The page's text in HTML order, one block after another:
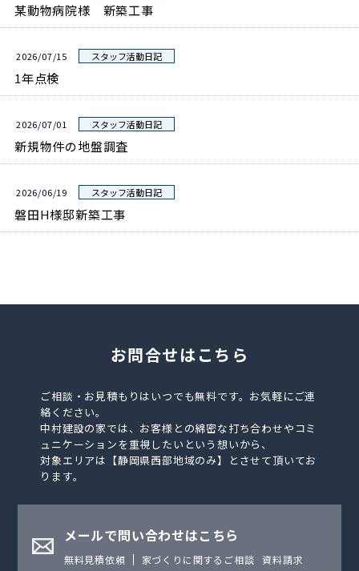
某動物病院様 新築工事
2026/07/15 スタッフ活動日記
1年点検
2026/07/01 スタッフ活動日記
新規物件の地盤調査
2026/06/19 スタッフ活動日記
磐田H様邸新築工事
お問合せはこちら
ご相談・お見積もりはいつでも無料です。お気軽にご連
絡ください。
中村建設の家では、お客様との綿密な打ち合わせやコミ
ュニケーションを重視したいという想いから、
対象エリアは【静岡県西部地域のみ】とさせて頂いてお
ります。
メールで問い合わせはこちら
無料見積依頼 家づくりに関するご相談 資料請求